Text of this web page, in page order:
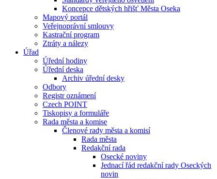
Koncepce dětských hřišť Města Oseka
Mapový portál
Veřejnoprávní smlouvy
Kastrační program
Ztráty a nálezy
Úřad
Úřední hodiny
Úřední deska
Archiv úřední desky
Odbory
Registr oznámení
Czech POINT
Tiskopisy a formuláře
Rada města a komise
Členové rady města a komisí
Rada města
Redakční rada
Osecké noviny
Jednací řád redakční rady Oseckých
novin